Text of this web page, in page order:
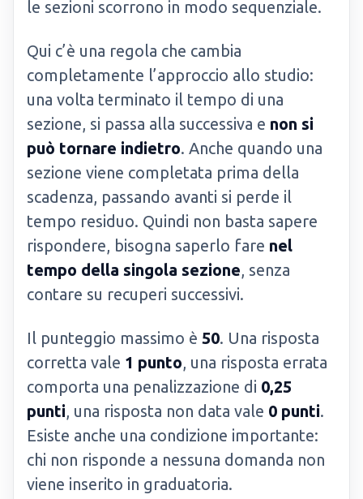
le sezioni scorrono in modo sequenziale.
Qui c’è una regola che cambia
completamente l’approccio allo studio:
una volta terminato il tempo di una
sezione, si passa alla successiva e non si
può tornare indietro. Anche quando una
sezione viene completata prima della
scadenza, passando avanti si perde il
tempo residuo. Quindi non basta sapere
rispondere, bisogna saperlo fare nel
tempo della singola sezione, senza
contare su recuperi successivi.
Il punteggio massimo è 50. Una risposta
corretta vale 1 punto, una risposta errata
comporta una penalizzazione di 0,25
punti, una risposta non data vale 0 punti.
Esiste anche una condizione importante:
chi non risponde a nessuna domanda non
viene inserito in graduatoria.